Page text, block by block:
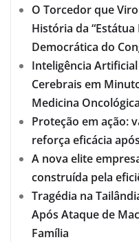
O Torcedor que
História da “Estátua
Democrática do
Inteligência
Cerebrais em
Medicina Oncológica
Proteção em ação:
reforça eficácia
A nova elite
construída pela
Tragédia na
Após Ataque de
Família